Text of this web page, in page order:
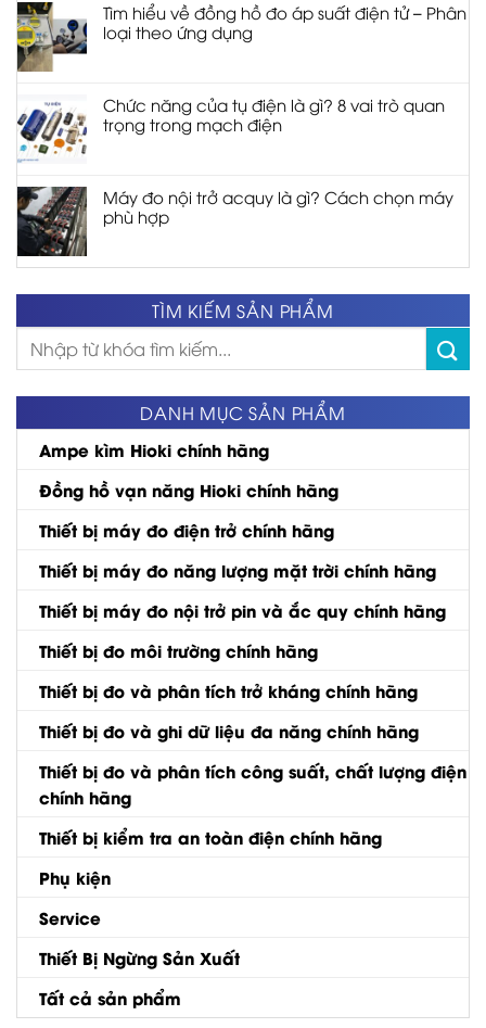
Tìm hiểu về đồng hồ đo áp suất điện tử – Phân
loại theo ứng dụng
Chức năng của tụ điện là gì? 8 vai trò quan
trọng trong mạch điện
Máy đo nội trở acquy là gì? Cách chọn máy
phù hợp
TÌM KIẾM SẢN PHẨM
Tìm
kiếm:
DANH MỤC SẢN PHẨM
Ampe kìm Hioki chính hãng
Đồng hồ vạn năng Hioki chính hãng
Thiết bị máy đo điện trở chính hãng
Thiết bị máy đo năng lượng mặt trời chính hãng
Thiết bị máy đo nội trở pin và ắc quy chính hãng
Thiết bị đo môi trường chính hãng
Thiết bị đo và phân tích trở kháng chính hãng
Thiết bị đo và ghi dữ liệu đa năng chính hãng
Thiết bị đo và phân tích công suất, chất lượng điện
chính hãng
Thiết bị kiểm tra an toàn điện chính hãng
Phụ kiện
Service
Thiết Bị Ngừng Sản Xuất
Tất cả sản phẩm